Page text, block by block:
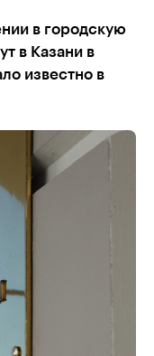
в городскую
в Казани в
известно в